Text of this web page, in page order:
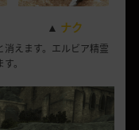
▲ ナク
えます。エルビア精霊
。